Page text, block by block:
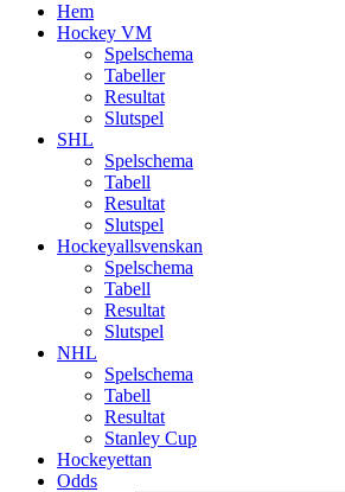
Hem
Hockey VM
Spelschema
Tabeller
Resultat
Slutspel
SHL
Spelschema
Tabell
Resultat
Slutspel
Hockeyallsvenskan
Spelschema
Tabell
Resultat
Slutspel
NHL
Spelschema
Tabell
Resultat
Stanley Cup
Hockeyettan
Odds